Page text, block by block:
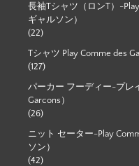
長袖Tシャツ（ロンT）-
ギャルソン）
(22)
Tシャツ Play Comme des
(127)
パーカー フーディー-プレ
Garcons）
(26)
ニット セーター-Play
ソン）
(42)